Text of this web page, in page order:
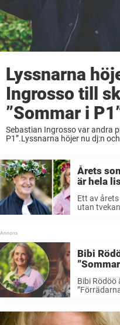
Lyssnarna
Ingrosso till
”Sommar i
Sebastian Ingrosso var andra
P1”.Lyssnarna höjer nu dj:n
Årets
är hela
Ett av
utan
Bibi
Bibi Rödöö
bokat sin